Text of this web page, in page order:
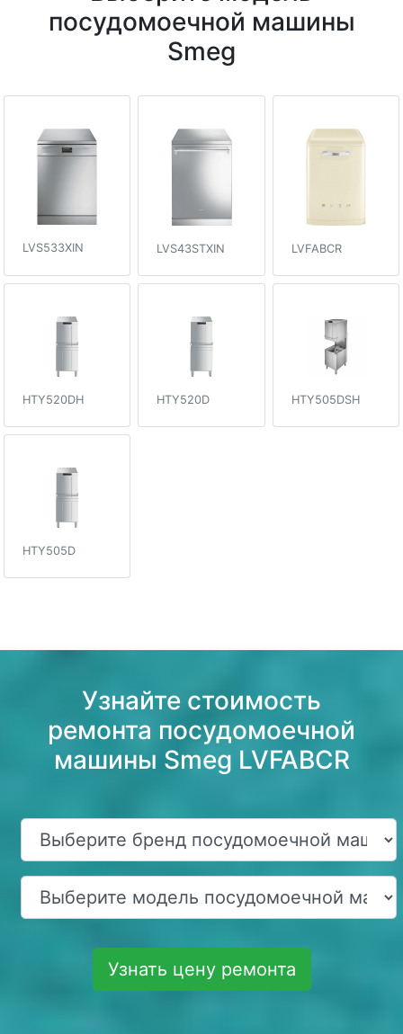
посудомоечной машины
Smeg
LVS533XIN LVS43STXIN LVFABCR
HTY520DH HTY520D HTY505DSH
HTY505D
Узнайте стоимость
ремонта посудомоечной
машины Smeg LVFABCR
Узнать цену ремонта